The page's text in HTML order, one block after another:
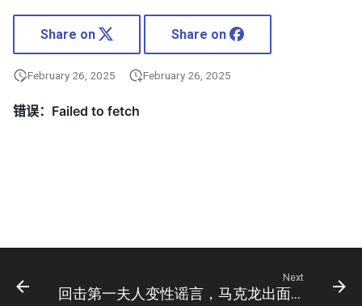
Share on Share on
February 26, 2025 February 26, 2025
Next
回击第一夫人变性谣言，马克龙出面护妻